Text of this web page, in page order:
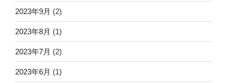
2023年9月 (2)
2023年8月 (1)
2023年7月 (2)
2023年6月 (1)